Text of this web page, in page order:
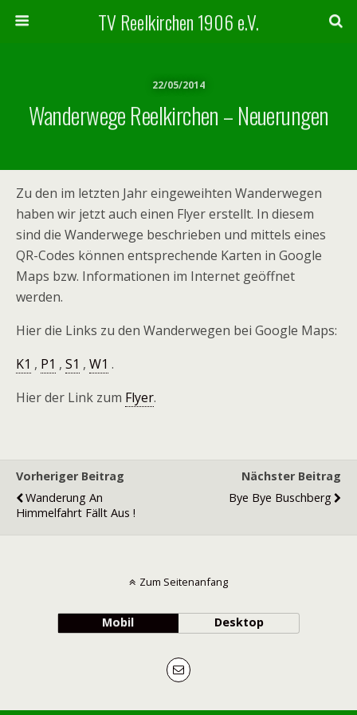
TV Reelkirchen 1906 e.V.
22/05/2014
Wanderwege Reelkirchen – Neuerungen
Zu den im letzten Jahr eingeweihten Wanderwegen
haben wir jetzt auch einen Flyer erstellt. In diesem
sind die Wanderwege beschrieben und mittels eines
QR-Codes können entsprechende Karten in Google
Maps bzw. Informationen im Internet geöffnet
werden.
Hier die Links zu den Wanderwegen bei Google Maps:
K1 , P1 , S1 , W1 .
Hier der Link zum Flyer.
Vorheriger Beitrag
Wanderung An
Himmelfahrt Fällt Aus !
Nächster Beitrag
Bye Bye Buschberg
Zum Seitenanfang
Mobil Desktop